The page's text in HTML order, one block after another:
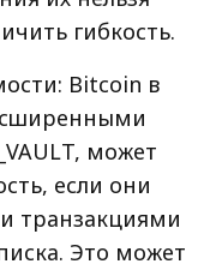
гибкость.
Bitcoin в
может
если они
транзакциями
Это может